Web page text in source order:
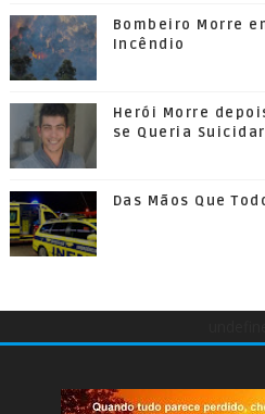
Bombeiro Morre
Incêndio
Herói Morre
se Queria Suicidar
Das Mãos Que